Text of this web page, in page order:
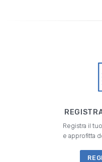
Registra il
e approfitta